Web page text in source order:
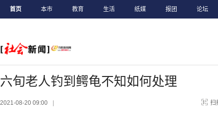
首页 本市 教育 生活 纸媒 报团 论坛
六旬老人钓到鳄龟不知如何处理
2021-08-20 09:00 扫